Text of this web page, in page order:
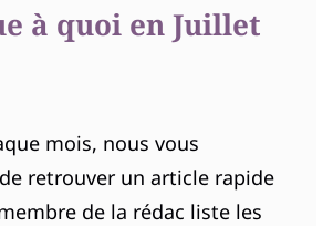
à quoi en Juillet
mois, nous vous
retrouver un article rapide
de la rédac liste les